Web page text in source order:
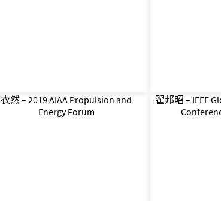
衣然 – 2019 AIAA Propulsion and
Energy Forum
翟邦昭 – IEEE